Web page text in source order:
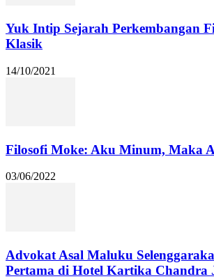
Yuk Intip Sejarah Perkembangan
Klasik
14/10/2021
Filosofi Moke: Aku Minum, Maka
03/06/2022
Advokat Asal Maluku
Pertama di Hotel Kartika Chandra